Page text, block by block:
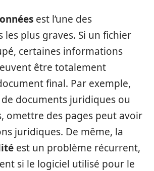
est l’une des
les plus graves. Si un fichier
certaines informations
être totalement
final. Par exemple,
documents juridiques ou
omettre des pages peut avoir
juridiques. De même, la
est un problème récurrent,
si le logiciel utilisé pour le